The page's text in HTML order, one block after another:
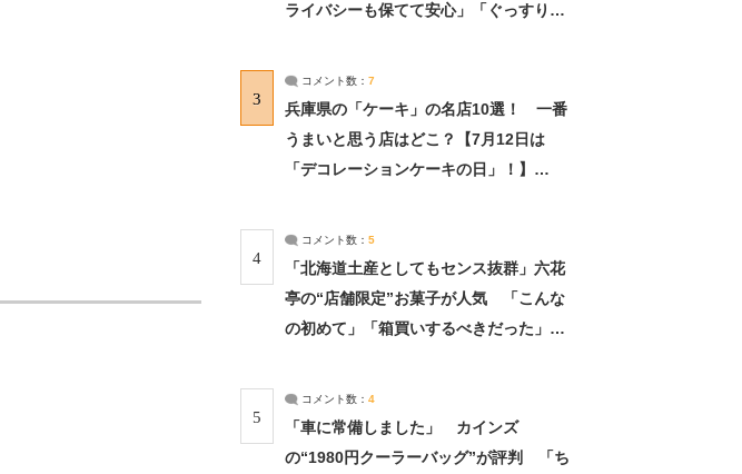
ライバシーも保てて安心」「ぐっすり眠
3
コメント数： 7
兵庫県の「ケーキ」の名店10選！ 一番
うまいと思う店はどこ？【7月12日は
「デコレーションケーキの日」！】
4
コメント数： 5
「北海道土産としてもセンス抜群」六花
亭の“店舗限定”お菓子が人気 「こんな
の初めて」「箱買いするべきだった」
5
コメント数： 4
「車に常備しました」 カインズ
の“1980円クーラーバッグ”が評判 「ち